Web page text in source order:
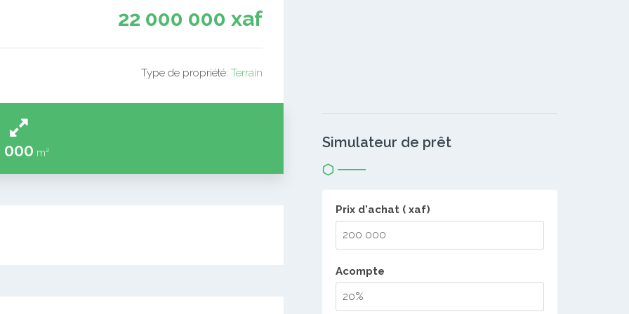
22 000 000 xaf
Type de propriété: Terrain
000 m²
Simulateur de prêt
Prix d'achat ( xaf)
Acompte